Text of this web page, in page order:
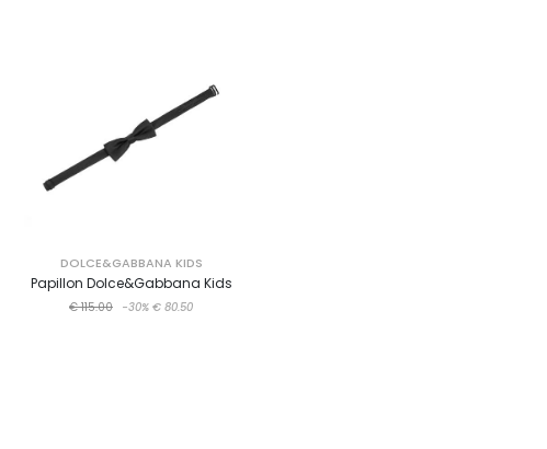
DOLCE&GABBANA KIDS
Papillon Dolce&Gabbana Kids
€ 115.00 -30% € 80.50